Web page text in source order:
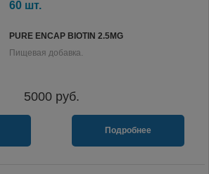
60 шт.
PURE ENCAP BIOTIN 2.5MG
Пищевая добавка.
5000руб.
Подробнее